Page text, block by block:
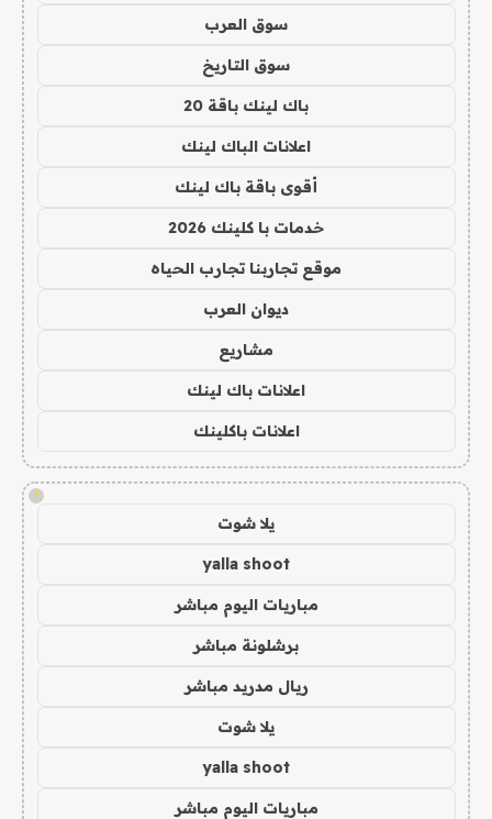
سوق العرب
سوق التاريخ
باك لينك باقة 20
اعلانات الباك لينك
أقوى باقة باك لينك
خدمات با كلينك 2026
موقع تجاربنا تجارب الحياه
ديوان العرب
مشاريع
اعلانات باك لينك
اعلانات باكلينك
!
يلا شوت
yalla shoot
مباريات اليوم مباشر
برشلونة مباشر
ريال مدريد مباشر
يلا شوت
yalla shoot
مباريات اليوم مباشر